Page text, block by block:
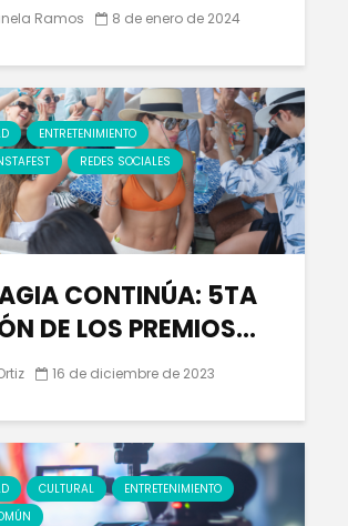
Ramos 8 de enero de 2024
ENTRETENIMIENTO
REDES SOCIALES
CONTINÚA: 5TA
DE LOS PREMIOS...
16 de diciembre de 2023
CULTURAL
ENTRETENIMIENTO